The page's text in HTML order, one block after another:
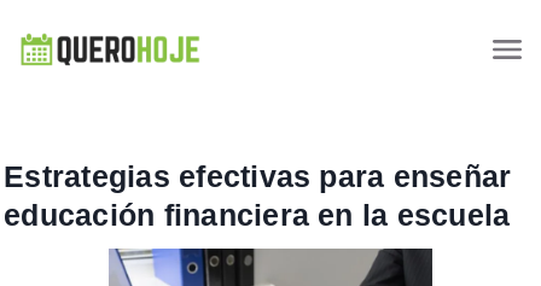
Estrategias efectivas para enseñar
educación financiera en la escuela